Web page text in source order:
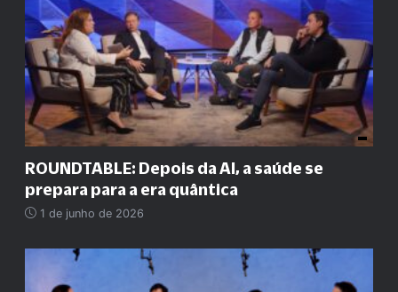
ROUNDTABLE: Depois da AI, a saúde se
prepara para a era quântica
1 de junho de 2026